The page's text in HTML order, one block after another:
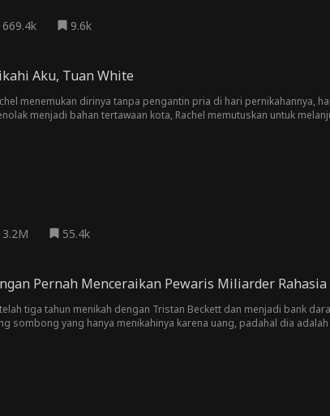
669.4k 9.6k
Aku, Tuan White
menemukan dirinya tanpa pengantin pria di hari pernikahannya,
menjadi bahan tertawaan kota, Rachel memutuskan untuk
3.2M 55.4k
Pernah Menceraikan Pewaris Miliarder Rahasia
tiga tahun menikah dengan Tristan Beckett dan menjadi bank
sombong yang hanya menikahinya karena uang, padahal dia